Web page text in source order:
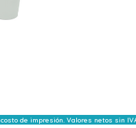
de impresión. Valores netos sin